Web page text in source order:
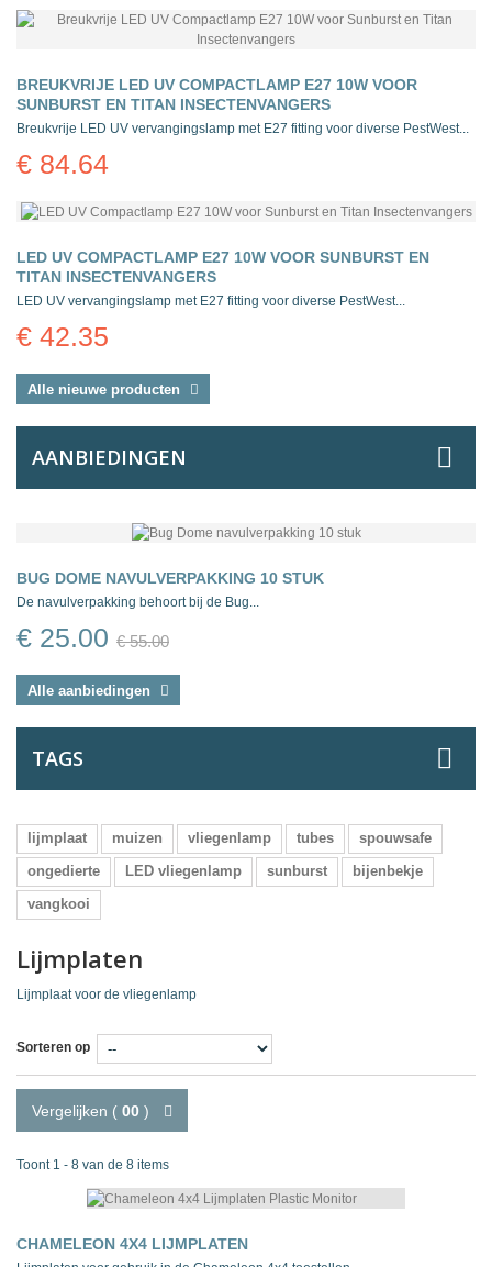
BREUKVRIJE LED UV COMPACTLAMP E27 10W VOOR
SUNBURST EN TITAN INSECTENVANGERS
Breukvrije LED UV vervangingslamp met E27 fitting voor diverse PestWest...
€ 84.64
LED UV COMPACTLAMP E27 10W VOOR SUNBURST EN
TITAN INSECTENVANGERS
LED UV vervangingslamp met E27 fitting voor diverse PestWest...
€ 42.35
Alle nieuwe producten
AANBIEDINGEN
BUG DOME NAVULVERPAKKING 10 STUK
De navulverpakking behoort bij de Bug...
€ 25.00 € 55.00
Alle aanbiedingen
TAGS
lijmplaat muizen vliegenlamp tubes
spouwsafe
ongedierte
LED vliegenlamp sunburst
bijenbekje
vangkooi
Lijmplaten
Lijmplaat voor de vliegenlamp
Sorteren op
Vergelijken ( 00 )
Toont 1 - 8 van de 8 items
CHAMELEON 4X4 LIJMPLATEN